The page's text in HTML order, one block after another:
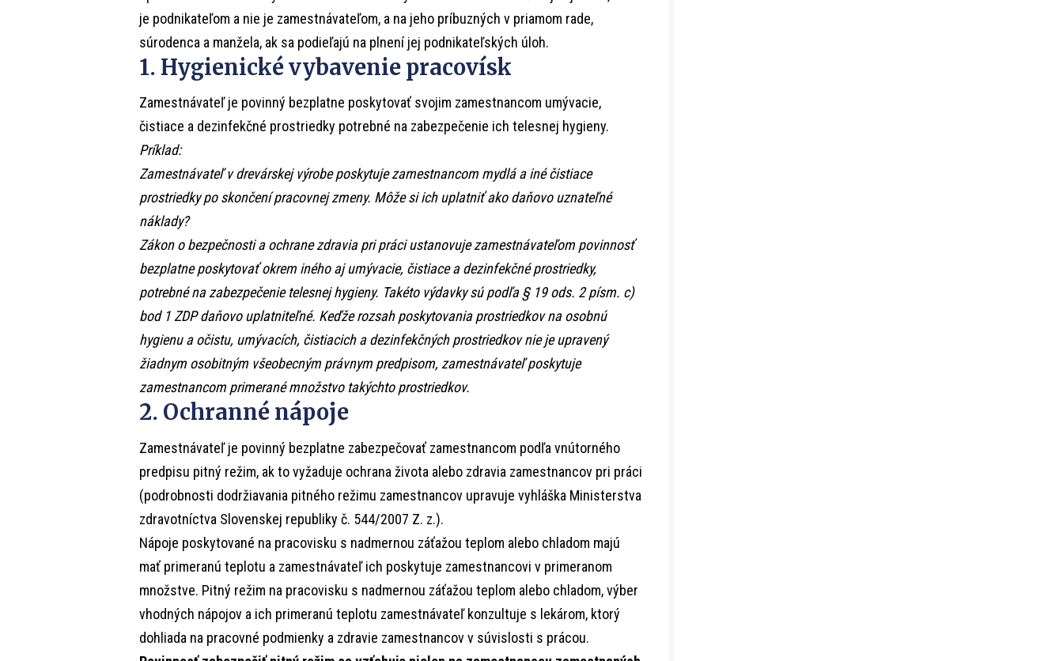
je podnikateľom a nie je zamestnávateľom, a na jeho príbuzných v priamom rade,
súrodenca a manžela, ak sa podieľajú na plnení jej podnikateľských úloh.
1. Hygienické vybavenie pracovísk
Zamestnávateľ je povinný bezplatne poskytovať svojim zamestnancom umývacie,
čistiace a dezinfekčné prostriedky potrebné na zabezpečenie ich telesnej hygieny.
Príklad:
Zamestnávateľ v drevárskej výrobe poskytuje zamestnancom mydlá a iné čistiace
prostriedky po skončení pracovnej zmeny. Môže si ich uplatniť ako daňovo uznateľné
náklady?
Zákon o bezpečnosti a ochrane zdravia pri práci ustanovuje zamestnávateľom povinnosť
bezplatne poskytovať okrem iného aj umývacie, čistiace a dezinfekčné prostriedky,
potrebné na zabezpečenie telesnej hygieny. Takéto výdavky sú podľa § 19 ods. 2 písm. c)
bod 1 ZDP daňovo uplatniteľné. Keďže rozsah poskytovania prostriedkov na osobnú
hygienu a očistu, umývacích, čistiacich a dezinfekčných prostriedkov nie je upravený
žiadnym osobitným všeobecným právnym predpisom, zamestnávateľ poskytuje
zamestnancom primerané množstvo takýchto prostriedkov.
2. Ochranné nápoje
Zamestnávateľ je povinný bezplatne zabezpečovať zamestnancom podľa vnútorného
predpisu pitný režim, ak to vyžaduje ochrana života alebo zdravia zamestnancov pri práci
(podrobnosti dodržiavania pitného režimu zamestnancov upravuje vyhláška Ministerstva
zdravotníctva Slovenskej republiky č. 544/2007 Z. z.).
Nápoje poskytované na pracovisku s nadmernou záťažou teplom alebo chladom majú
mať primeranú teplotu a zamestnávateľ ich poskytuje zamestnancovi v primeranom
množstve. Pitný režim na pracovisku s nadmernou záťažou teplom alebo chladom, výber
vhodných nápojov a ich primeranú teplotu zamestnávateľ konzultuje s lekárom, ktorý
dohliada na pracovné podmienky a zdravie zamestnancov v súvislosti s prácou.